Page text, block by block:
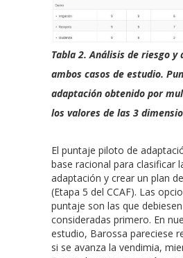
Tabla 2. Análisis de riesgo y
ambos casos de estudio.
adaptación obtenido por
los valores de las 3
El puntaje piloto de
base racional para clasificar
adaptación y crear un plan
(Etapa 5 del CCAF). Las
puntaje son las que
consideradas primero. En
estudio, Barossa pareciese
si se avanza la vendimia,